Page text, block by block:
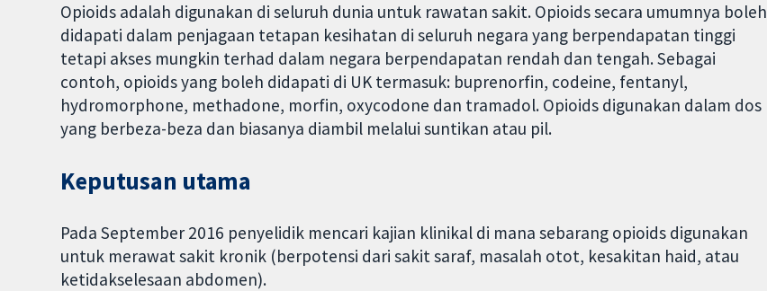
Opioids adalah digunakan di seluruh dunia untuk rawatan sakit. Opioids secara umumnya boleh
didapati dalam penjagaan tetapan kesihatan di seluruh negara yang berpendapatan tinggi
tetapi akses mungkin terhad dalam negara berpendapatan rendah dan tengah. Sebagai
contoh, opioids yang boleh didapati di UK termasuk: buprenorfin, codeine, fentanyl,
hydromorphone, methadone, morfin, oxycodone dan tramadol. Opioids digunakan dalam dos
yang berbeza-beza dan biasanya diambil melalui suntikan atau pil.
Keputusan utama
Pada September 2016 penyelidik mencari kajian klinikal di mana sebarang opioids digunakan
untuk merawat sakit kronik (berpotensi dari sakit saraf, masalah otot, kesakitan haid, atau
ketidakselesaan abdomen).